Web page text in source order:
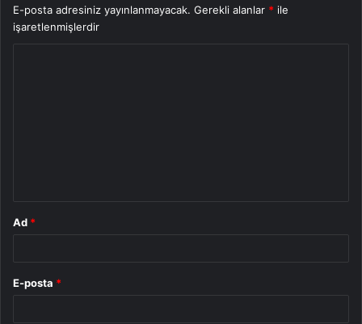
E-posta adresiniz yayınlanmayacak. Gerekli alanlar * ile
işaretlenmişlerdir
Ad *
E-posta *